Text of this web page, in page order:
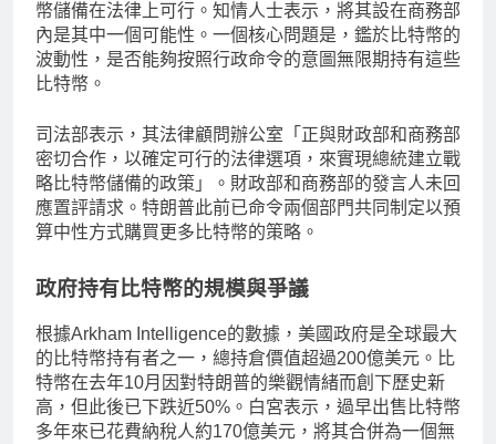
幣儲備在法律上可行。知情人士表示，將其設在商務部
內是其中一個可能性。一個核心問題是，鑑於比特幣的
波動性，是否能夠按照行政命令的意圖無限期持有這些
比特幣。
司法部表示，其法律顧問辦公室「正與財政部和商務部
密切合作，以確定可行的法律選項，來實現總統建立戰
略比特幣儲備的政策」。財政部和商務部的發言人未回
應置評請求。特朗普此前已命令兩個部門共同制定以預
算中性方式購買更多比特幣的策略。
政府持有比特幣的規模與爭議
根據Arkham Intelligence的數據，美國政府是全球最大
的比特幣持有者之一，總持倉價值超過200億美元。比
特幣在去年10月因對特朗普的樂觀情緒而創下歷史新
高，但此後已下跌近50%。白宮表示，過早出售比特幣
多年來已花費納稅人約170億美元，將其合併為一個無